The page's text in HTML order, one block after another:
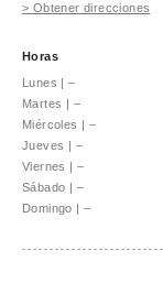
> Obtener direcciones
Horas
Lunes | –
Martes | –
Miércoles | –
Jueves | –
Viernes | –
Sábado | –
Domingo | –